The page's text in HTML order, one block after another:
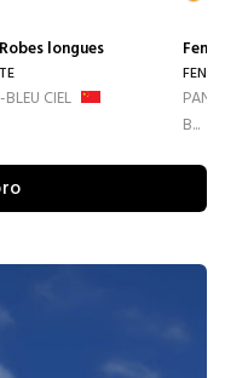
Robes longues
CIEL
B...